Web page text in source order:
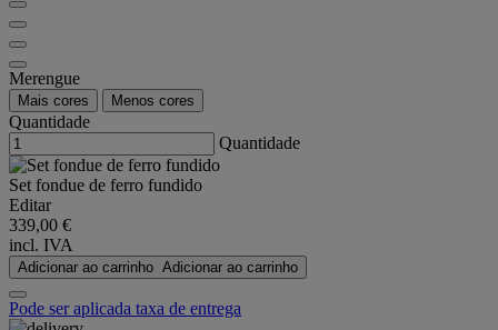
Merengue
Mais cores Menos cores
Quantidade
Quantidade
Set fondue de ferro fundido
Editar
339,00 €
incl. IVA
Adicionar ao carrinho Adicionar ao carrinho
Pode ser aplicada taxa de entrega